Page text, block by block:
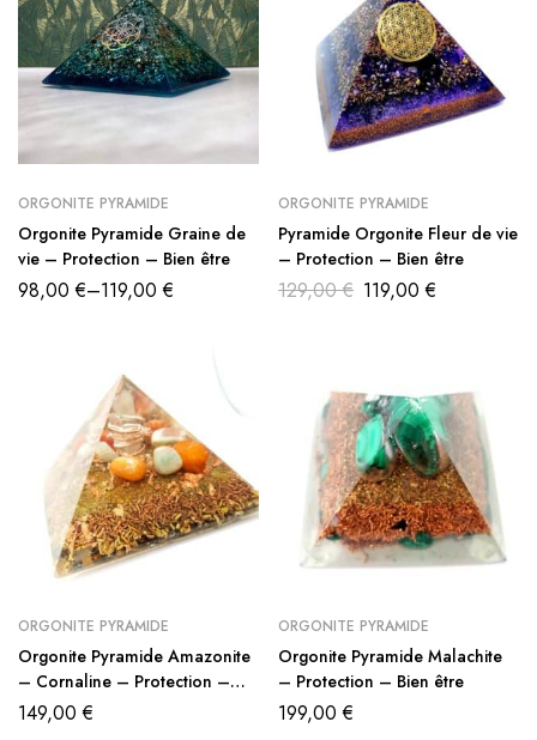
ORGONITE PYRAMIDE
Orgonite Pyramide Graine de
vie – Protection – Bien être
98,00€–119,00€
ORGONITE PYRAMIDE
Pyramide Orgonite Fleur de vie
– Protection – Bien être
129,00€ 119,00€
ORGONITE PYRAMIDE
Orgonite Pyramide Amazonite
– Cornaline – Protection –
Bien être
149,00€
ORGONITE PYRAMIDE
Orgonite Pyramide Malachite
– Protection – Bien être
199,00€